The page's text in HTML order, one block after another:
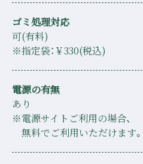
ゴミ処理対応
可(有料)
※指定袋：￥330(税込)
電源の有無
あり
※電源サイトご利用の場合、
無料でご利用いただけます。